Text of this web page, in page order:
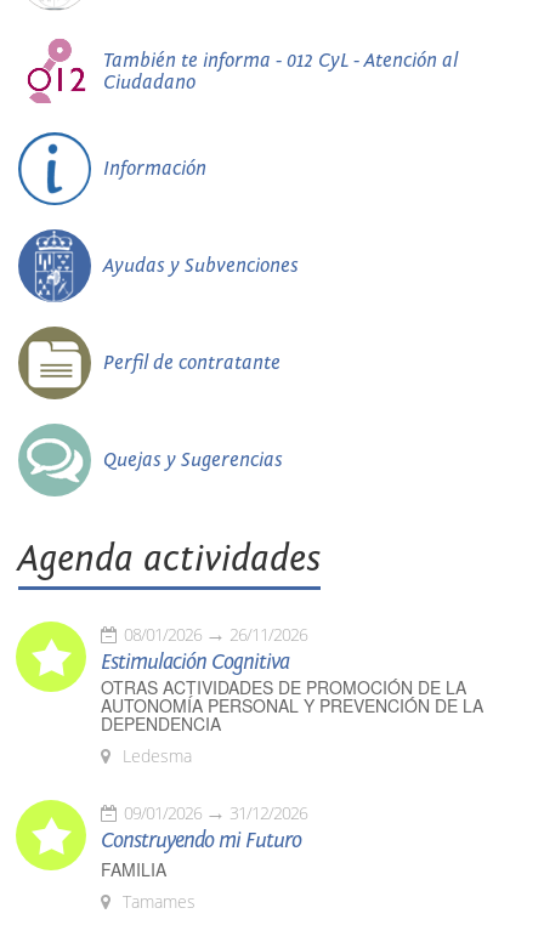
También te informa - 012 CyL - Atención al
Ciudadano
Información
Ayudas y Subvenciones
Perfil de contratante
Quejas y Sugerencias
Agenda actividades
08/01/2026 26/11/2026
Estimulación Cognitiva
OTRAS ACTIVIDADES DE PROMOCIÓN DE LA
AUTONOMÍA PERSONAL Y PREVENCIÓN DE LA
DEPENDENCIA
Ledesma
09/01/2026 31/12/2026
Construyendo mi Futuro
FAMILIA
Tamames